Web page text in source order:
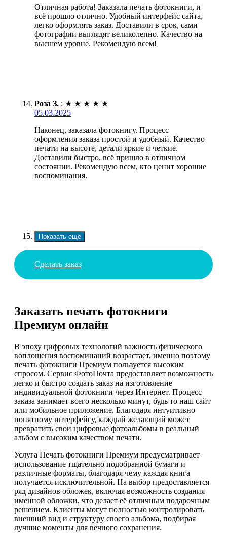
Отличная работа! Заказала печать фотокниги, и
всё прошло отлично. Удобный интерфейс сайта,
легко оформлять заказ. Доставили в срок, сами
фотографии выглядят великолепно. Качество на
высшем уровне. Рекомендую всем!
Роза З. : ★ ★ ★ ★ ★
05.03.2025
Наконец, заказала фотокнигу. Процесс
оформления заказа простой и удобный. Качество
печати на высоте, детали яркие и четкие.
Доставили быстро, всё пришло в отличном
состоянии. Рекомендую всем, кто ценит хорошие
воспоминания.
Показать еще
Сделать заказ
Заказать печать фотокниги
Премиум онлайн
В эпоху цифровых технологий важность физического
воплощения воспоминаний возрастает, именно поэтому
печать фотокниги Премиум пользуется высоким
спросом. Сервис ФотоПочта предоставляет возможность
легко и быстро создать заказ на изготовление
индивидуальной фотокниги через Интернет. Процесс
заказа занимает всего несколько минут, будь то наш сайт
или мобильное приложение. Благодаря интуитивно
понятному интерфейсу, каждый желающий может
превратить свои цифровые фотоальбомы в реальный
альбом с высоким качеством печати.
Услуга Печать фотокниги Премиум предусматривает
использование тщательно подобранной бумаги и
различные форматы, благодаря чему каждая книга
получается исключительной. На выбор предоставляется
ряд дизайнов обложек, включая возможность создания
именной обложки, что делает её отличным подарочным
решением. Клиенты могут полностью контролировать
внешний вид и структуру своего альбома, подбирая
лучшие моменты для вечного сохранения.